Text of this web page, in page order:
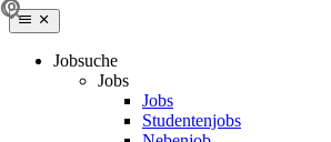
Jobsuche
Jobs
Jobs
Studentenjobs